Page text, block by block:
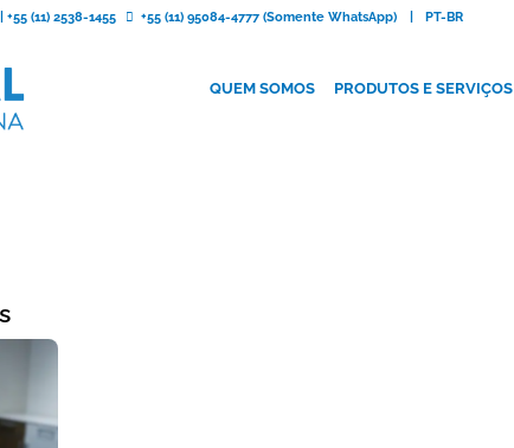
PT-BR
+55 (11) 2538-1455 +55 (11) 95084-4777 (Somente WhatsApp)
QUEM SOMOS PRODUTOS E SERVIÇOS